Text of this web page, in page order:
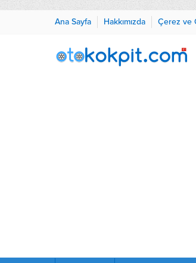
Ana Sayfa Hakkımızda Çerez ve